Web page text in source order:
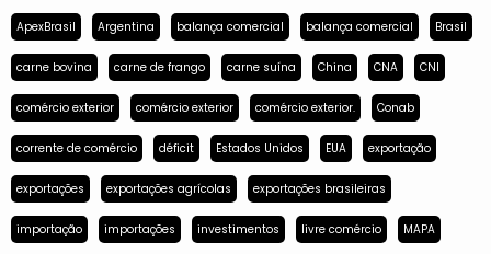
ApexBrasil Argentina balança comercial balança comercial Brasil
carne bovina carne de frango carne suína China CNA CNI
comércio exterior comércio exterior comércio exterior. Conab
corrente de comércio déficit Estados Unidos EUA exportação
exportações exportações agrícolas exportações brasileiras
importação importações investimentos livre comércio MAPA